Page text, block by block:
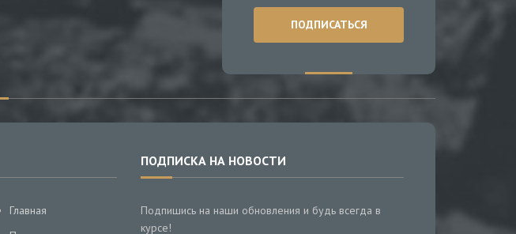
Главная
ПОДПИСКА НА НОВОСТИ
Подпишись на наши обновления и будь всегда в
курсе!